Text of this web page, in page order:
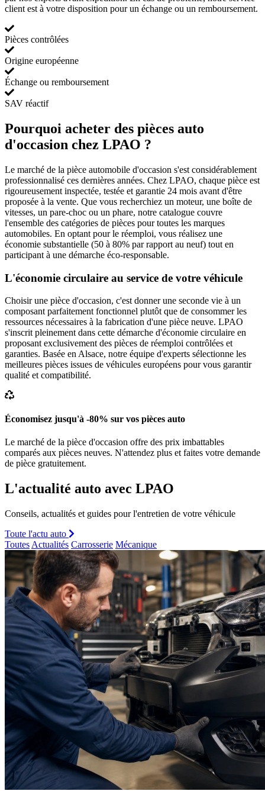
client est à votre disposition pour un échange ou un remboursement.
Pièces contrôlées
Origine européenne
Échange ou remboursement
SAV réactif
Pourquoi acheter des pièces auto
d'occasion chez LPAO ?
Le marché de la pièce automobile d'occasion s'est considérablement
professionnalisé ces dernières années. Chez LPAO, chaque pièce est
rigoureusement inspectée, testée et garantie 24 mois avant d'être
proposée à la vente. Que vous recherchiez un moteur, une boîte de
vitesses, un pare-choc ou un phare, notre catalogue couvre
l'ensemble des catégories de pièces pour toutes les marques
automobiles. En optant pour le réemploi, vous réalisez une
économie substantielle (50 à 80% par rapport au neuf) tout en
participant à une démarche éco-responsable.
L'économie circulaire au service de votre véhicule
Choisir une pièce d'occasion, c'est donner une seconde vie à un
composant parfaitement fonctionnel plutôt que de consommer les
ressources nécessaires à la fabrication d'une pièce neuve. LPAO
s'inscrit pleinement dans cette démarche d'économie circulaire en
proposant exclusivement des pièces de réemploi contrôlées et
garanties. Basée en Alsace, notre équipe d'experts sélectionne les
meilleures pièces issues de véhicules européens pour vous garantir
qualité et compatibilité.
Économisez jusqu'à -80% sur vos pièces auto
Le marché de la pièce d'occasion offre des prix imbattables
comparés aux pièces neuves. N'attendez plus et faites votre demande
de pièce gratuitement.
L'actualité auto avec LPAO
Conseils, actualités et guides pour l'entretien de votre véhicule
Toute l'actu auto
Toutes Actualités Carrosserie Mécanique